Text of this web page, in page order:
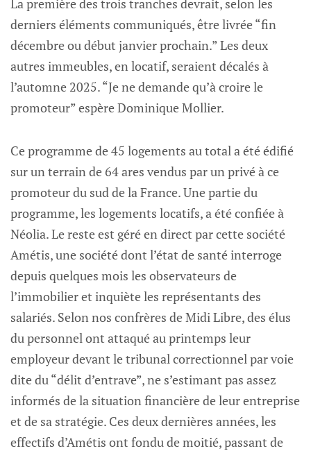
derniers éléments communiqués, être livrée “fin
décembre ou début janvier prochain.” Les deux
autres immeubles, en locatif, seraient décalés à
l’automne 2025. “Je ne demande qu’à croire le
promoteur” espère Dominique Mollier.
Ce programme de 45 logements au total a été édifié
sur un terrain de 64 ares vendus par un privé à ce
promoteur du sud de la France. Une partie du
programme, les logements locatifs, a été confiée à
Néolia. Le reste est géré en direct par cette société
Amétis, une société dont l’état de santé interroge
depuis quelques mois les observateurs de
l’immobilier et inquiète les représentants des
salariés. Selon nos confrères de Midi Libre, des élus
du personnel ont attaqué au printemps leur
employeur devant le tribunal correctionnel par voie
dite du “délit d’entrave”, ne s’estimant pas assez
informés de la situation financière de leur entreprise
et de sa stratégie. Ces deux dernières années, les
effectifs d’Amétis ont fondu de moitié, passant de